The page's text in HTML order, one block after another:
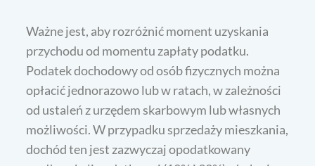
Ważne jest, aby rozróżnić moment uzyskania
przychodu od momentu zapłaty podatku.
Podatek dochodowy od osób fizycznych można
opłacić jednorazowo lub w ratach, w zależności
od ustaleń z urzędem skarbowym lub własnych
możliwości. W przypadku sprzedaży mieszkania,
dochód ten jest zazwyczaj opodatkowany